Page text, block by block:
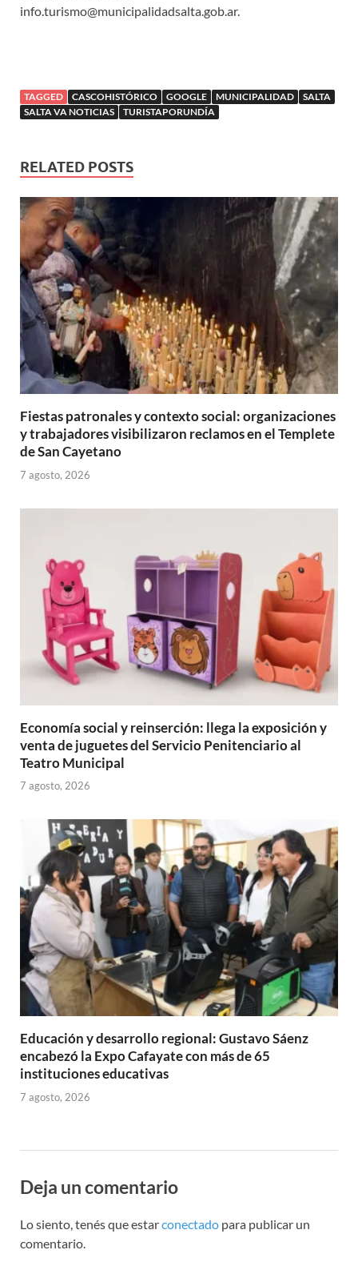
info.turismo@municipalidadsalta.gob.ar.
TAGGED CASCOHISTÓRICO GOOGLE MUNICIPALIDAD
SALTA
SALTA VA NOTICIAS
TURISTAPORUNDÍA
RELATED POSTS
Fiestas patronales y contexto social: organizaciones
y trabajadores visibilizaron reclamos en el Templete
de San Cayetano
7 agosto, 2026
Economía social y reinserción: llega la exposición y
venta de juguetes del Servicio Penitenciario al
Teatro Municipal
7 agosto, 2026
Educación y desarrollo regional: Gustavo Sáenz
encabezó la Expo Cafayate con más de 65
instituciones educativas
7 agosto, 2026
Deja un comentario
Lo siento, tenés que estarconectado para publicar un
comentario.